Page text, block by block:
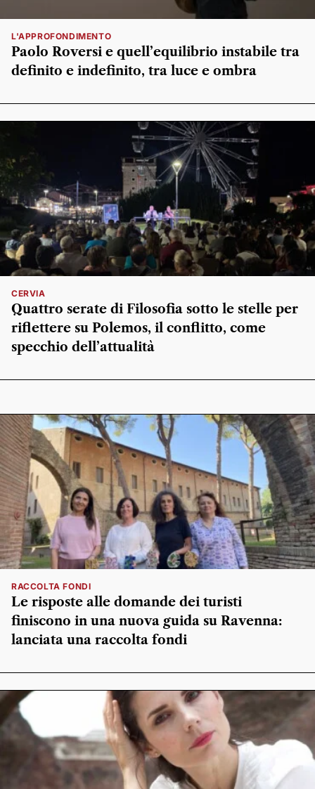
L'APPROFONDIMENTO
Paolo Roversi e quell’equilibrio instabile tra
definito e indefinito, tra luce e ombra
CERVIA
Quattro serate di Filosofia sotto le stelle per
riflettere su Polemos, il conflitto, come
specchio dell’attualità
RACCOLTA FONDI
Le risposte alle domande dei turisti
finiscono in una nuova guida su Ravenna:
lanciata una raccolta fondi